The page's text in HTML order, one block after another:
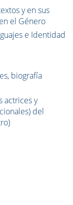
y en sus
el Género
e Identidad
biografía
actrices y
del